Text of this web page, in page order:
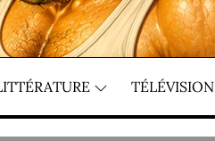
TÉLÉVISION